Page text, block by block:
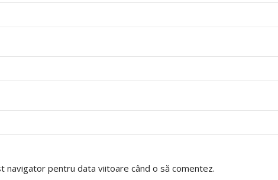
navigator pentru data viitoare când o să comentez.